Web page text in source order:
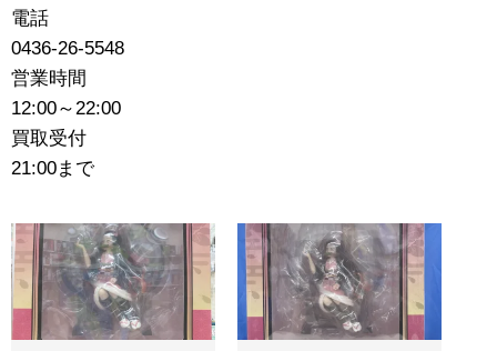
電話
0436-26-5548
営業時間
12:00～22:00
買取受付
21:00まで